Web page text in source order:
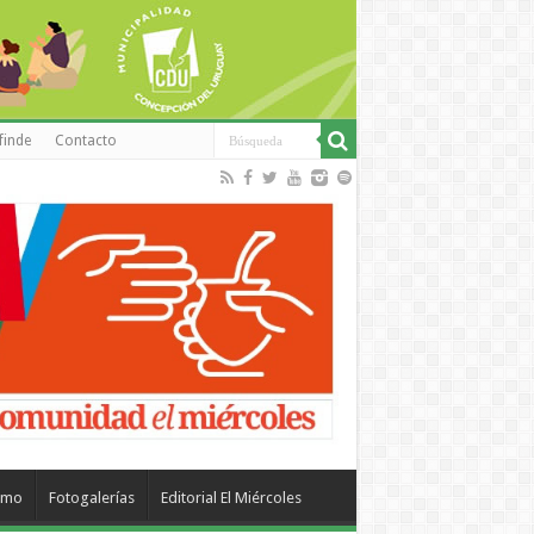
Contacto
Fotogalerías Editorial El Miércoles